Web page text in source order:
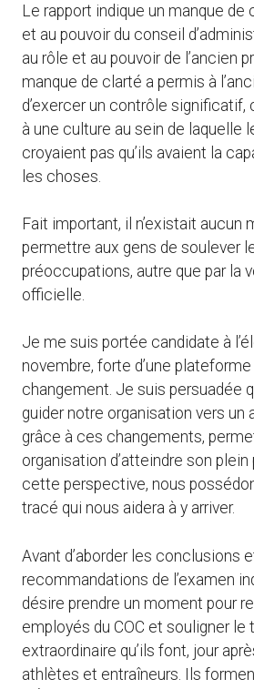
Le rapport indique un manque de
et au pouvoir du conseil
au rôle et au pouvoir de l’ancien
manque de clarté a permis à
d’exercer un contrôle significatif,
à une culture au sein de laquelle
croyaient pas qu’ils avaient la
les choses.
Fait important, il n’existait aucun
permettre aux gens de soulever
préoccupations, autre que par la
officielle.
Je me suis portée candidate à
novembre, forte d’une
changement. Je suis persuadée
guider notre organisation vers un
grâce à ces changements,
organisation d’atteindre son
cette perspective, nous
tracé qui nous aidera à y arriver.
Avant d’aborder les conclusions
recommandations de l’examen
désire prendre un moment pour
employés du COC et souligner le
extraordinaire qu’ils font, jour
athlètes et entraîneurs. Ils